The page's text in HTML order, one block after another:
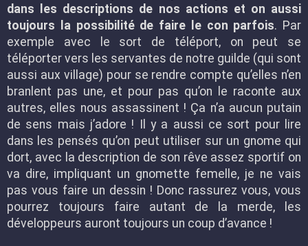
dans les descriptions de nos actions et on aussi
toujours la possibilité de faire le con parfois. Par
exemple avec le sort de téléport, on peut se
téléporter vers les servantes de notre guilde (qui sont
aussi aux village) pour se rendre compte qu’elles n’en
branlent pas une, et pour pas qu’on le raconte aux
autres, elles nous assassinent ! Ça n’a aucun putain
de sens mais j’adore ! Il y a aussi ce sort pour lire
dans les pensés qu’on peut utiliser sur un gnome qui
dort, avec la description de son rêve assez sportif on
va dire, impliquant un gnomette femelle, je ne vais
pas vous faire un dessin ! Donc rassurez vous, vous
pourrez toujours faire autant de la merde, les
développeurs auront toujours un coup d’avance !